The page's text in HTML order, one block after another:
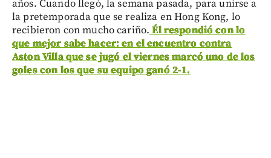
años. Cuando llegó, la semana pasada, para unirse a
la pretemporada que se realiza en Hong Kong, lo
recibieron con mucho cariño. Él respondió con lo
que mejor sabe hacer: en el encuentro contra
Aston Villa que se jugó el viernes marcó uno de los
goles con los que su equipo ganó 2-1.